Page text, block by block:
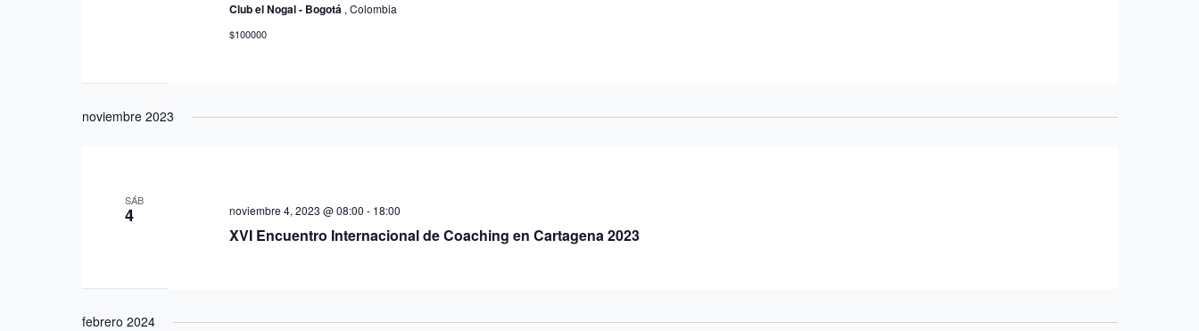
Club el Nogal - Bogotá , Colombia
$100000
noviembre 2023
SÁB
4
XVI Encuentro Internacional de Coaching en Cartagena 2023
noviembre 4, 2023 @ 08:00 - 18:00
febrero 2024